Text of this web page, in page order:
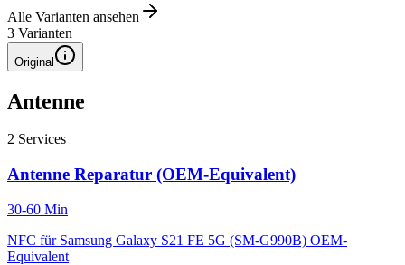
Alle Varianten ansehen
3 Varianten
Original
Antenne
2 Services
Antenne Reparatur (OEM-Equivalent)
30-60 Min
NFC für Samsung Galaxy S21 FE 5G (SM-G990B) OEM-
Equivalent